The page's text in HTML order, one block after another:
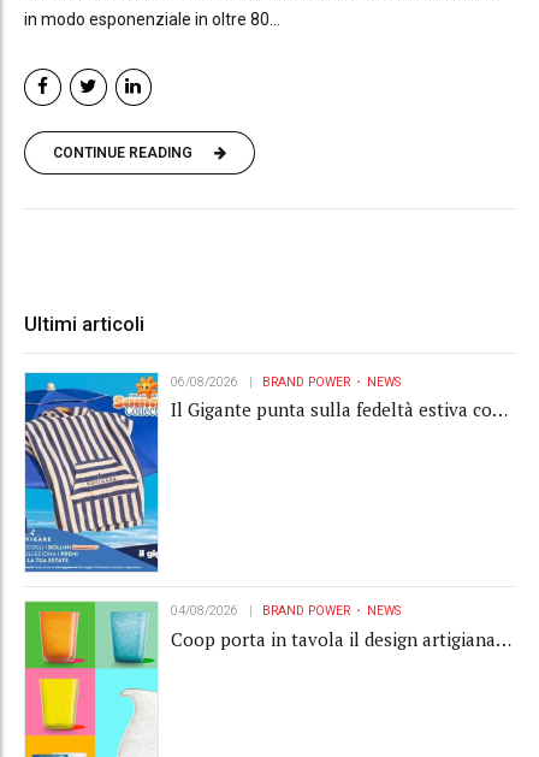
in modo esponenziale in oltre 80...
CONTINUE READING
Ultimi articoli
06/08/2026 BRAND POWER NEWS
Il Gigante punta sulla fedeltà estiva con
04/08/2026 BRAND POWER NEWS
Coop porta in tavola il design artigianale